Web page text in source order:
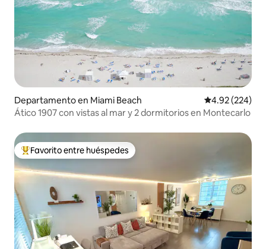
Departamento en Miami Beach Calificación
4.92 (224)
Ático 1907 con vistas al mar y 2 dormitorios en Montecarlo
De los mejores en Favorito entre huéspedes
Favorito entre huéspedes